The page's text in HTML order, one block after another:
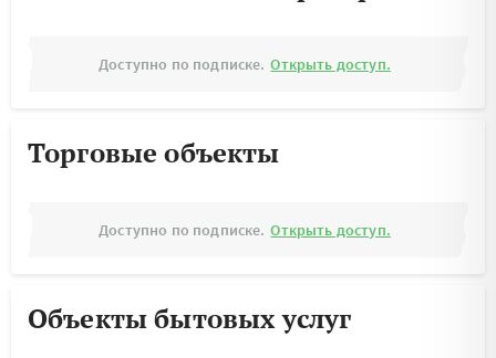
Доступно по подписке. Открыть доступ.
Торговые объекты
Доступно по подписке. Открыть доступ.
Объекты бытовых услуг